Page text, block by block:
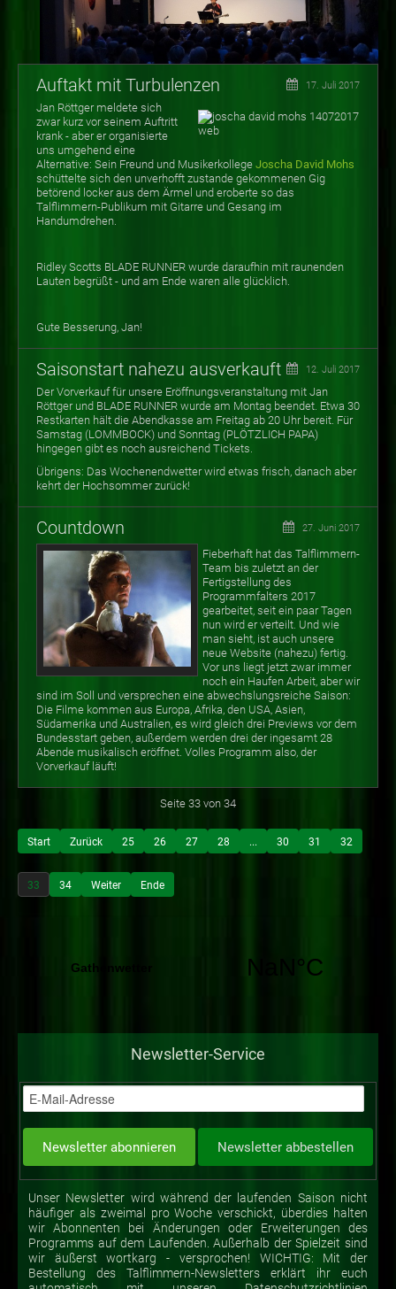
Auftakt mit Turbulenzen 17. Juli 2017
Jan Röttger meldete sich
zwar kurz vor seinem Auftritt
krank - aber er organisierte
uns umgehend eine
Alternative: Sein Freund und Musikerkollege Joscha David Mohs
schüttelte sich den unverhofft zustande gekommenen Gig
betörend locker aus dem Ärmel und eroberte so das
Talflimmern-Publikum mit Gitarre und Gesang im
Handumdrehen.
Ridley Scotts BLADE RUNNER wurde daraufhin mit raunenden
Lauten begrüßt - und am Ende waren alle glücklich.
Gute Besserung, Jan!
Saisonstart nahezu ausverkauft 12. Juli 2017
Der Vorverkauf für unsere Eröffnungsveranstaltung mit Jan
Röttger und BLADE RUNNER wurde am Montag beendet. Etwa 30
Restkarten hält die Abendkasse am Freitag ab 20 Uhr bereit. Für
Samstag (LOMMBOCK) und Sonntag (PLÖTZLICH PAPA)
hingegen gibt es noch ausreichend Tickets.
Übrigens: Das Wochenendwetter wird etwas frisch, danach aber
kehrt der Hochsommer zurück!
Countdown 27. Juni 2017
Fieberhaft hat das Talflimmern-
Team bis zuletzt an der
Fertigstellung des
Programmfalters 2017
gearbeitet, seit ein paar Tagen
nun wird er verteilt. Und wie
man sieht, ist auch unsere
neue Website (nahezu) fertig.
Vor uns liegt jetzt zwar immer
noch ein Haufen Arbeit, aber wir
sind im Soll und versprechen eine abwechslungsreiche Saison:
Die Filme kommen aus Europa, Afrika, den USA, Asien,
Südamerika und Australien, es wird gleich drei Previews vor dem
Bundesstart geben, außerdem werden drei der ingesamt 28
Abende musikalisch eröffnet. Volles Programm also, der
Vorverkauf läuft!
Seite 33 von 34
Start Zurück 25 26 27 28 ... 30 31 32
33 34 Weiter Ende
Newsletter-Service
Unser Newsletter wird während der laufenden Saison nicht
häufiger als zweimal pro Woche verschickt, überdies halten
wir Abonnenten bei Änderungen oder Erweiterungen des
Programms auf dem Laufenden. Außerhalb der Spielzeit sind
wir äußerst wortkarg - versprochen! WICHTIG: Mit der
Bestellung des Talflimmern-Newsletters erklärt ihr euch